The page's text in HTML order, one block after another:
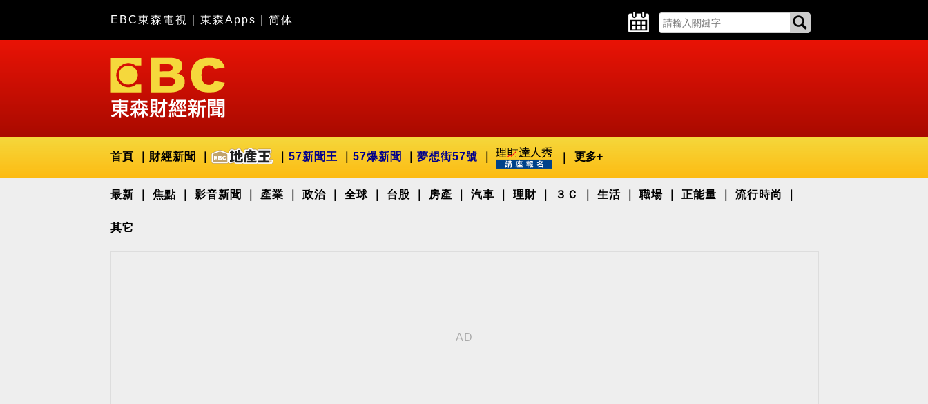
EBC東森電視 東森Apps 简体
首頁 財經新聞 57新聞王 57爆新聞 夢想街57號 更多+
最新 焦點 影音新聞 產業 政治 全球 台股 房產 汽車 理財 ３Ｃ 生活 職場 正能量 流行時尚
其它